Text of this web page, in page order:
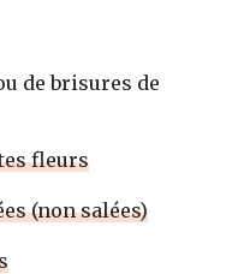
de brisures de
fleurs
(non salées)